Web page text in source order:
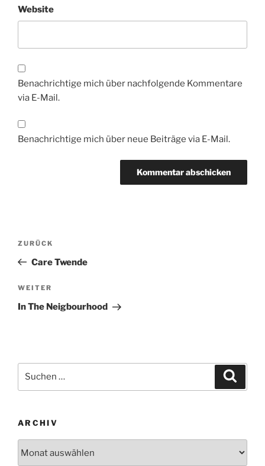
Website
Benachrichtige mich über nachfolgende Kommentare
via E-Mail.
Benachrichtige mich über neue Beiträge via E-Mail.
Beitragsnavigation
Vorheriger
Beitrag
ZURÜCK
Care Twende
Nächster
Beitrag
WEITER
In The Neigbourhood
nach:
ARCHIV